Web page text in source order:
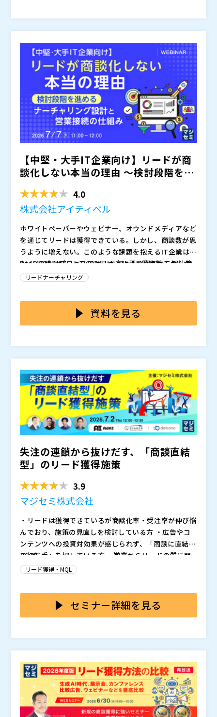
ハードルが高くなりやすく、ウェビナー以上に費用対効
果を慎重に見極める必要があります。だからこそ今求め
られているのは、オフライン開催とウェビナーを感覚的
に選ぶのではなく、それぞれの特性と参加者心理を踏ま
えながら、費用対効果の観点で比較し、自社に合った使
い分けを整理することです。
はウェビナーで十分」と考えやすい現在の行動変化も踏
まえ、見込み顧客との接点を継続的に生み出し、限られ
た予算と工数の中で成果を最大化する手段として、ウェ
ビナーをどのように活用すべきかを解説します。
マジセミ株式会社（）
※共催、協賛、協力、講演企業は将来的に追加、削除さ
れる可能性があります。
【中堅・大手IT企業向け】リードが商
談化しない本当の理由 ～検討段階を進
4.0
株式会社アイティベル
ホワイトペーパーやウェビナー、オウンドメディアなど
を通じてリードは獲得できている。しかし、商談数が思
うように増えない。このような課題を抱えるIT企業は少
なくありません。 その要因は、リード獲得数そのもの
ではなく、獲得後の検討促進や営業接続の設計にあるケ
BtoBの購買プロセスでは、顧客は課題認知から解決策
収集、比較検討、意思決定へと段階的に進んでいきま
組みが必要です。 また、資料ダウンロードやウェビナ
ー参加などの行動は、検討が進んだサインでもありま
行うことが商談創出につながります。
ら、商談を生む仕組み作りについて解説します。
ナーチャリング施策を「情報発信」で終わらせず、「商
す。
株式会社アイティベル（）
マジセミ株式会社（）
※共催、協賛、協力、講演企業は将来的に追加、削除さ
れる可能性があります。
リードナーチャリング
資料を見る
失注の連鎖から抜けだす、「商談直結
型」のリード獲得施策
3.9
マジセミ株式会社
・リードは獲得できているが商談化率・受注率が伸び悩
んでおり、施策の見直しを検討している方 ・広告やコ
ンテンツへの投資対効果が感じられず、「商談に直結す
る打ち手」を探している方 ・営業からリードの質に関
するフィードバックが多く、マーケと営業の連携改善に
160名
Zoom ※URLは直前にメールにてご連絡いたします。
マジセミ株式会社 寺田 雄一
「リードは取れているのに、商談にならない」「商談に
ター・営業担当者は多いのではないでしょうか。 原因
の多くは、リード獲得の設計段階にあります。数を集め
ることに最適化された施策は、商談の質や受注率と乖離
しやすく、失注の連鎖を生みやすい構造になっていま
す。 本セッションでは、マジセミが年間1,400回以上の
ウェビナー開催実績から導き出した、「最初から商談に
直結するリードをどう設計・獲得するか」の具体的なノ
株式会社AdAI 江藤 久昌
「リードは取れているのに、商談化率も受注率も伸び悩
む」「営業からと返ってくる」――その原因は、マーケ・I
S・営業の3部門が抱える「温度感の分断」にありま
す。各部門が「リードを渡す」ことで責任を果たしたつ
もりでも、500件のリードが商談50件、受注3件にまで
株式会社デボノ 栗山 知之
「せっかく工数をかけてホワイトペーパーを作ったの
リード獲得・MQL
セミナー詳細を見る